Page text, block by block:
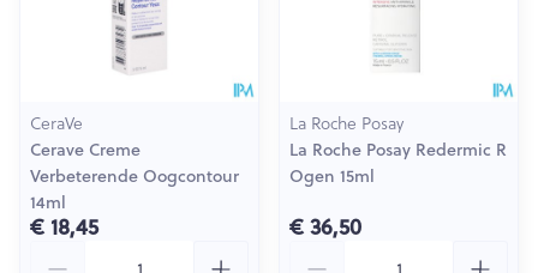
CeraVe
Cerave Creme
Verbeterende Oogcontour
14ml
€ 18,45
La Roche Posay
La Roche Posay Redermic R
Ogen 15ml
€ 36,50